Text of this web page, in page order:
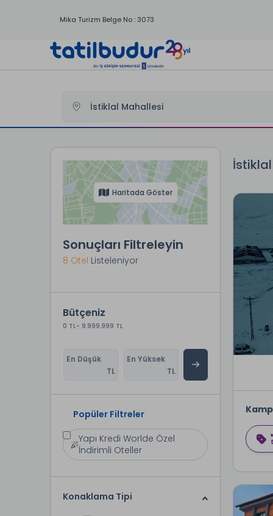
Mika Turizm Belge No : 3073
Haritada Göster
Sonuçları Filtreleyin
8 Otel Listeleniyor
Bütçeniz
0 TL- 9.999.999 TL
En Düşük
TL
En Yüksek
TL
Popüler Filtreler
Yapı Kredi Worlde Özel
İndirimli Oteller
Konaklama Tipi